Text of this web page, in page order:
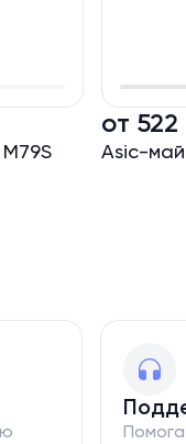
и один из
высокой
от
Asic-